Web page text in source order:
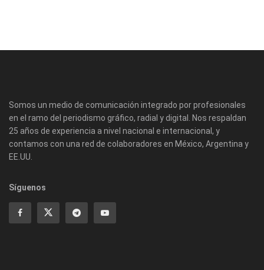
Somos un medio de comunicación integrado por profesionales
en el ramo del periodismo gráfico, radial y digital. Nos respaldan
25 años de experiencia a nivel nacional e internacional, y
contamos con una red de colaboradores en México, Argentina y
EE.UU.
Síguenos